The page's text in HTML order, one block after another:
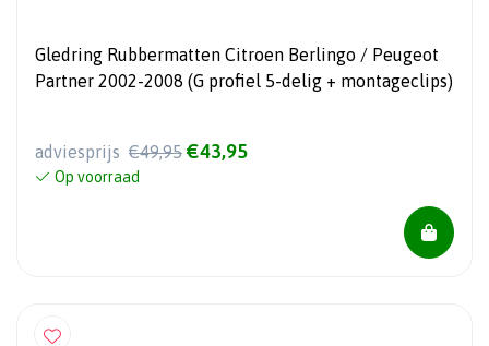
Gledring Rubbermatten Citroen Berlingo / Peugeot
Partner 2002-2008 (G profiel 5-delig + montageclips)
adviesprijs €49,95 €43,95
Op voorraad